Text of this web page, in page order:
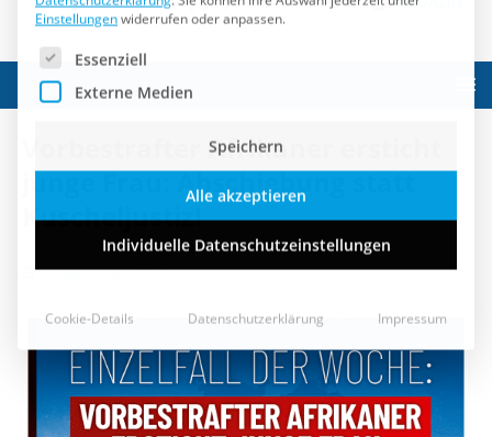
Vorbestrafter Afrikaner ersticht
junge Frau: Abschiebung statt
Kuscheljustiz!
11. September 2023
Es folgt eine Liste der Service-Gruppen, für die eine
Essenziell
Externe Medien
Alle akzeptieren
Individuelle Datenschutzeinstellungen